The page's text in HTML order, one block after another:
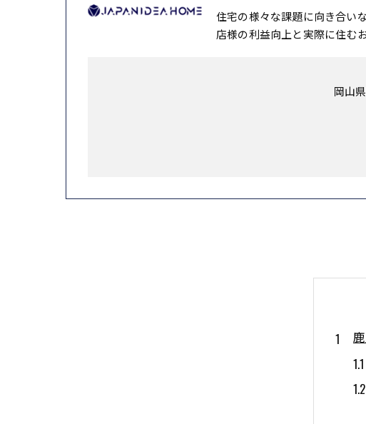
住宅の様々な課題に向き合い
店様の利益向上と実際に住む
岡山